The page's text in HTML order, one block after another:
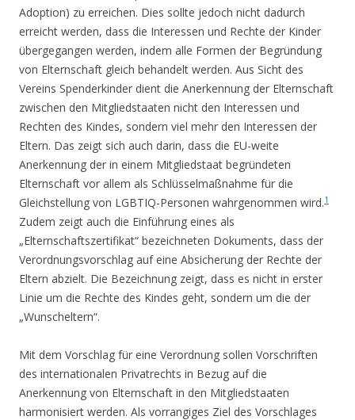
Adoption) zu erreichen. Dies sollte jedoch nicht dadurch
erreicht werden, dass die Interessen und Rechte der Kinder
übergegangen werden, indem alle Formen der Begründung
von Elternschaft gleich behandelt werden. Aus Sicht des
Vereins Spenderkinder dient die Anerkennung der Elternschaft
zwischen den Mitgliedstaaten nicht den Interessen und
Rechten des Kindes, sondern viel mehr den Interessen der
Eltern. Das zeigt sich auch darin, dass die EU-weite
Anerkennung der in einem Mitgliedstaat begründeten
Elternschaft vor allem als Schlüsselmaßnahme für die
Gleichstellung von LGBTIQ-Personen wahrgenommen wird.1
Zudem zeigt auch die Einführung eines als
„Elternschaftszertifikat“ bezeichneten Dokuments, dass der
Verordnungsvorschlag auf eine Absicherung der Rechte der
Eltern abzielt. Die Bezeichnung zeigt, dass es nicht in erster
Linie um die Rechte des Kindes geht, sondern um die der
„Wunscheltern“.
Mit dem Vorschlag für eine Verordnung sollen Vorschriften
des internationalen Privatrechts in Bezug auf die
Anerkennung von Elternschaft in den Mitgliedstaaten
harmonisiert werden. Als vorrangiges Ziel des Vorschlages